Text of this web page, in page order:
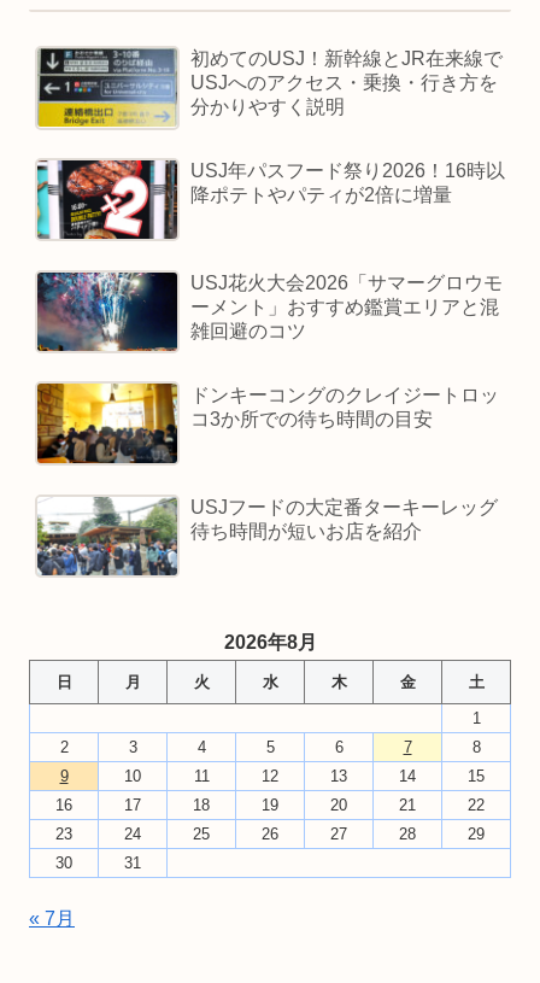
初めてのUSJ！新幹線とJR在来線で
USJへのアクセス・乗換・行き方を
分かりやすく説明
USJ年パスフード祭り2026！16時以
降ポテトやパティが2倍に増量
USJ花火大会2026「サマーグロウモ
ーメント」おすすめ鑑賞エリアと混
雑回避のコツ
ドンキーコングのクレイジートロッ
コ3か所での待ち時間の目安
USJフードの大定番ターキーレッグ
待ち時間が短いお店を紹介
2026年8月
日 月 火 水 木 金
土
1
2
3 4 5 6 7
8
9
10 11 12 13 14
15
16
17 18 19 20 21
22
23
24 25 26 27 28
29
30
31
« 7月